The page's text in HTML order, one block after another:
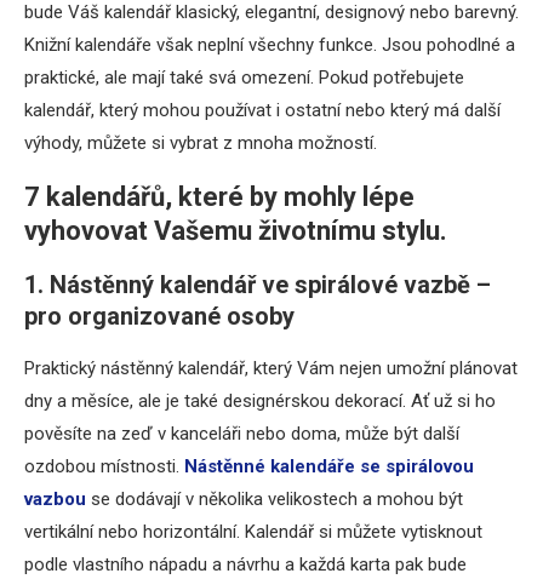
bude Váš kalendář klasický, elegantní, designový nebo barevný.
Knižní kalendáře však neplní všechny funkce. Jsou pohodlné a
praktické, ale mají také svá omezení. Pokud potřebujete
kalendář, který mohou používat i ostatní nebo který má další
výhody, můžete si vybrat z mnoha možností.
7 kalendářů, které by mohly lépe
vyhovovat Vašemu životnímu stylu.
1. Nástěnný kalendář ve spirálové vazbě –
pro organizované osoby
Praktický nástěnný kalendář, který Vám nejen umožní plánovat
dny a měsíce, ale je také designérskou dekorací. Ať už si ho
pověsíte na zeď v kanceláři nebo doma, může být další
ozdobou místnosti. Nástěnné kalendáře se spirálovou
vazbou se dodávají v několika velikostech a mohou být
vertikální nebo horizontální. Kalendář si můžete vytisknout
podle vlastního nápadu a návrhu a každá karta pak bude